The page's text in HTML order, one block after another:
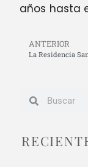
años hasta
ANTERIOR